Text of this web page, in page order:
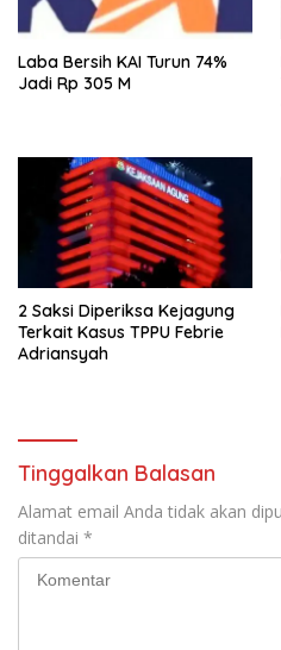
Laba Bersih KAI Turun 74%
Jadi Rp 305 M
2 Saksi Diperiksa Kejagung
Terkait Kasus TPPU Febrie
Adriansyah
Tinggalkan Balasan
Alamat email Anda tidak akan
ditandai *